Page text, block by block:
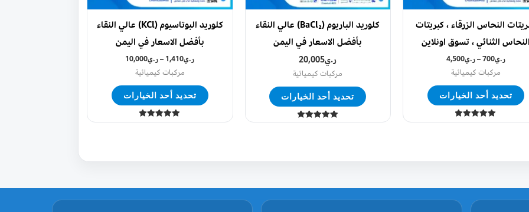
النحاس الزرقاء ، كبريتات
النحاس الثنائي ، تسوق اونلاين
ر.ي700
–ر.ي4,500
مركبات كيميائية
تحديد أحد الخيارات
اختيار
الخيارات
على
تم التقييم
كلوريد الباريوم (BaCl₂) عالي النقاء
بأفضل الاسعار في اليمن
ر.ي20,005
مركبات كيميائية
تحديد أحد الخيارات
اختيار
الخيارات
تم التقييم
كلوريد البوتاسيوم (KCl) عالي النقاء
بأفضل الاسعار في اليمن
ر.ي1,410
–ر.ي10,000
مركبات كيميائية
تحديد أحد الخيارات
اختيار
الخيارات
تم التقييم